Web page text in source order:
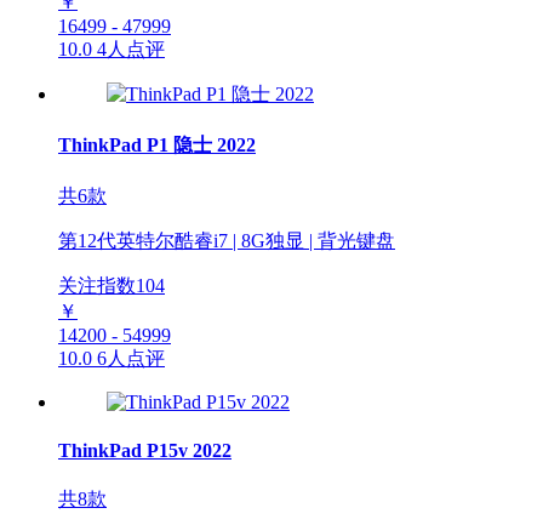
16499 - 47999
10.0 4人点评
ThinkPad P1 隐士 2022
共6款
第12代英特尔酷睿i7 | 8G独显 | 背光键盘
关注指数104
￥
14200 - 54999
10.0 6人点评
ThinkPad P15v 2022
共8款